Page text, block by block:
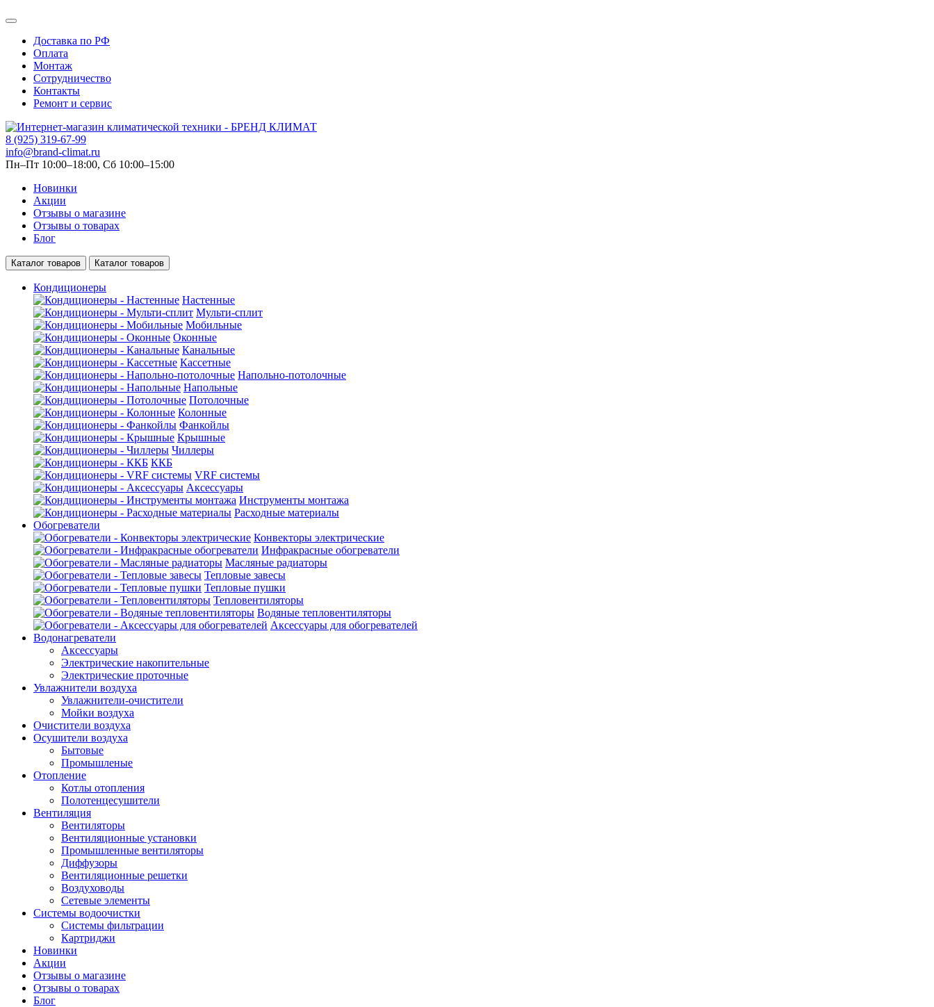
Доставка по РФ
Оплата
Монтаж
Сотрудничество
Контакты
Ремонт и сервис
8 (925) 319-67-99
info@brand-climat.ru
Пн–Пт 10:00–18:00, Сб 10:00–15:00
Новинки
Акции
Отзывы о магазине
Отзывы о товарах
Блог
Каталог товаров Каталог товаров
Кондиционеры
Настенные
Мульти-сплит
Мобильные
Оконные
Канальные
Кассетные
Напольно-потолочные
Напольные
Потолочные
Колонные
Фанкойлы
Крышные
Чиллеры
ККБ
VRF системы
Аксессуары
Инструменты монтажа
Расходные материалы
Обогреватели
Конвекторы электрические
Инфракрасные обогреватели
Масляные радиаторы
Тепловые завесы
Тепловые пушки
Тепловентиляторы
Водяные тепловентиляторы
Аксессуары для обогревателей
Водонагреватели
Аксессуары
Электрические накопительные
Электрические проточные
Увлажнители воздуха
Увлажнители-очистители
Мойки воздуха
Очистители воздуха
Осушители воздуха
Бытовые
Промышленые
Отопление
Котлы отопления
Полотенцесушители
Вентиляция
Вентиляторы
Вентиляционные установки
Промышленные вентиляторы
Диффузоры
Вентиляционные решетки
Воздуховоды
Сетевые элементы
Системы водоочистки
Системы фильтрации
Картриджи
Новинки
Акции
Отзывы о магазине
Отзывы о товарах
Блог